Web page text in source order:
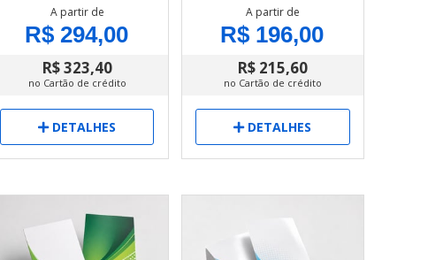
A partir de
R$ 294,00
R$ 323,40
no Cartão de crédito
DETALHES
A partir de
R$ 196,00
R$ 215,60
no Cartão de crédito
DETALHES